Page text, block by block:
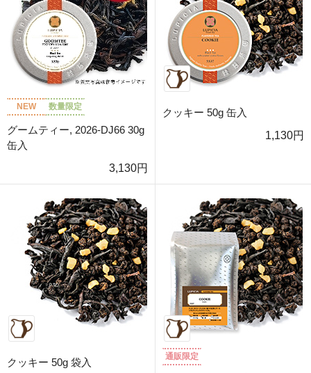
NEW 数量限定
グームティー, 2026-DJ66 30g
缶入
3,130円
クッキー 50g 缶入
1,130円
クッキー 50g 袋入
通販限定